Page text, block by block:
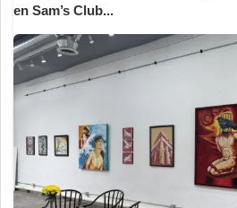
en Sam’s Club...